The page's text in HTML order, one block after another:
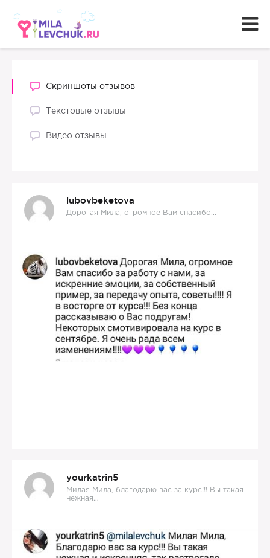
Скриншоты отзывов
Текстовые отзывы
Видео отзывы
lubovbeketova
Дорогая Мила, огромное Вам спасибо...
yourkatrin5
Милая Мила, благодарю вас за курс!!! Вы такая
нежная…